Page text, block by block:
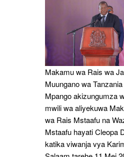
Makamu wa Rais wa
Muungano wa
Mpango akizungumza
mwili wa aliyekuwa
wa Rais Mstaafu na
Mstaafu hayati Cleopa
katika viwanja vya